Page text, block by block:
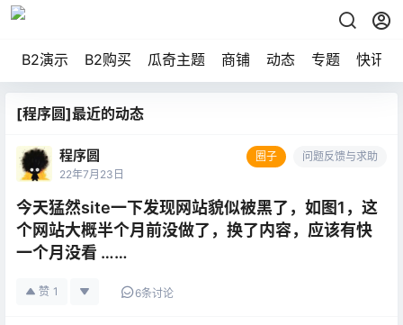
B2演示 B2购买 瓜奇主题 商铺 动态 专题 快讯
[程序圆]最近的动态
程序圆 圈子
问题反馈与求助
22年7月23日
今天猛然site一下发现网站貌似被黑了，如图1，这
个网站大概半个月前没做了，换了内容，应该有快
一个月没看 ……
赞 1 6条讨论